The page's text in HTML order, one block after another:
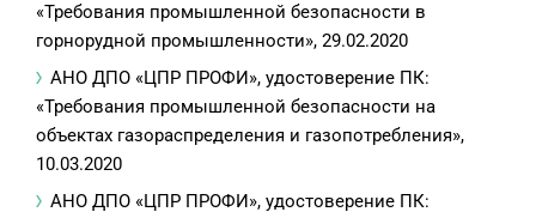
«Требования промышленной безопасности в
горнорудной промышленности», 29.02.2020
АНО ДПО «ЦПР ПРОФИ», удостоверение ПК:
«Требования промышленной безопасности на
объектах газораспределения и газопотребления»,
10.03.2020
АНО ДПО «ЦПР ПРОФИ», удостоверение ПК: